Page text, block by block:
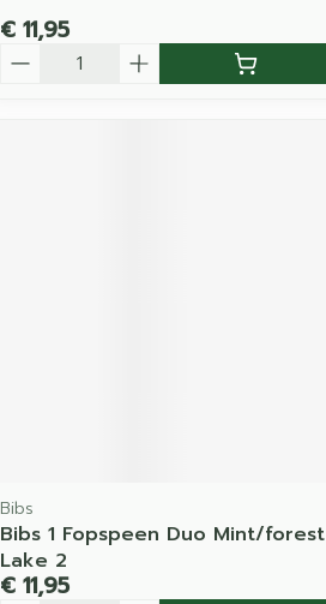
€ 11,95
Bibs
Bibs 1 Fopspeen Duo Mint/forest
Lake 2
€ 11,95